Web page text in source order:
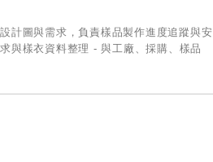
計圖與需求，負責樣品製作進度追蹤與安
與樣衣資料整理 - 與工廠、採購、樣品